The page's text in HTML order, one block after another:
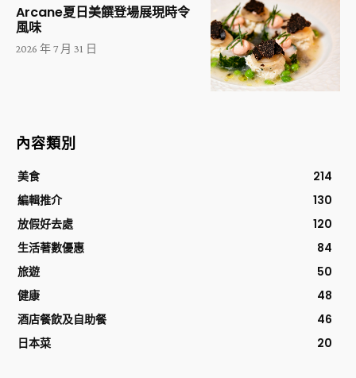
Arcane夏日美饌登場展現時令
風味
2026 年 7 月 31 日
內容類別
美食
214
編輯推介
130
放假好去處
120
生活著數優惠
84
旅遊
50
健康
48
酒店餐飲及自助餐
46
日本菜
20